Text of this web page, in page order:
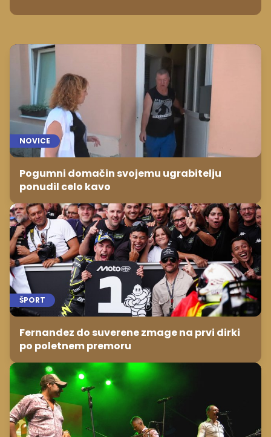
NOVICE
Pogumni domačin svojemu ugrabitelju
ponudil celo kavo
ŠPORT
Fernandez do suverene zmage na prvi dirki
po poletnem premoru